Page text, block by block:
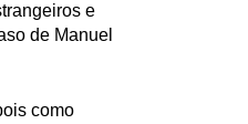
e
de Manuel
como